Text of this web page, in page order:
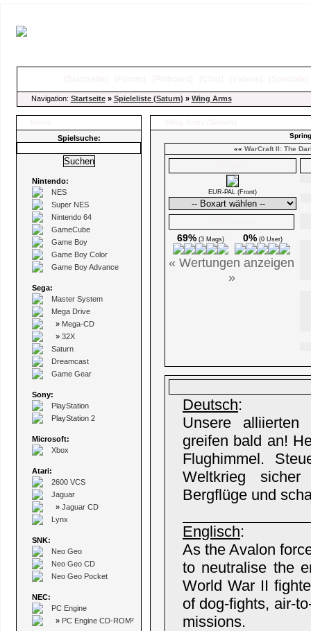
Navigation: Startseite» Spieleliste (Saturn) » Wing Arms
Spielsuche:
Nintendo:
NES
Super NES
Nintendo 64
GameCube
Game Boy
Game Boy Color
Game Boy Advance
Sega:
Master System
Mega Drive
» Mega-CD
» 32X
Saturn
Dreamcast
Game Gear
Sony:
PlayStation
PlayStation 2
Microsoft:
Xbox
Atari:
2600 VCS
Jaguar
» Jaguar CD
Lynx
SNK:
Neo Geo
Neo Geo CD
Neo Geo Pocket
NEC:
PC Engine
» PC Engine CD-ROM²
«« WarCraft II: The
EUR-PAL (Front)
69% (3 Mags) 0% (0 User)
« Wertungen anzeigen
»
Deutsch:
Unsere alliierten
greifen bald an!
Flughimmel.
Weltkrieg sicher
Bergflüge und
Englisch:
As the Avalon
to neutralise the
World War II
of dog-fights, air-
missions.